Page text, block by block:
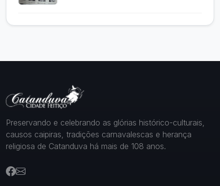
Preservando e celebrando as glórias histórico-culturais,
causos caipiras, tradições carnavalescas e herança
religiosa de Catanduva há mais de 108 anos.